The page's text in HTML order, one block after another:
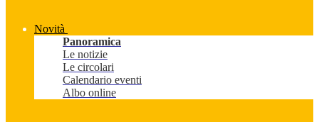
Novità
Panoramica
Le notizie
Le circolari
Calendario eventi
Albo online